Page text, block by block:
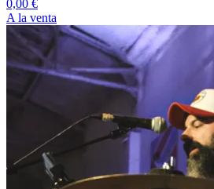
0,00 €
A la venta